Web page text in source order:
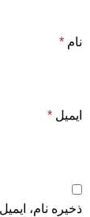
نام *
ایمیل *
ذخیره نام،